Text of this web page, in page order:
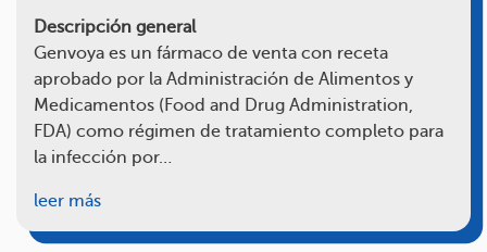
Descripción general
Genvoya es un fármaco de venta con receta
aprobado por la Administración de Alimentos y
Medicamentos (Food and Drug Administration,
FDA) como régimen de tratamiento completo para
la infección por…
leer más